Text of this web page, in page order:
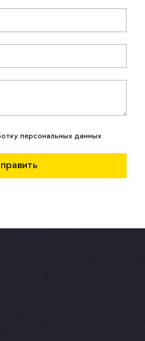
персональных данных